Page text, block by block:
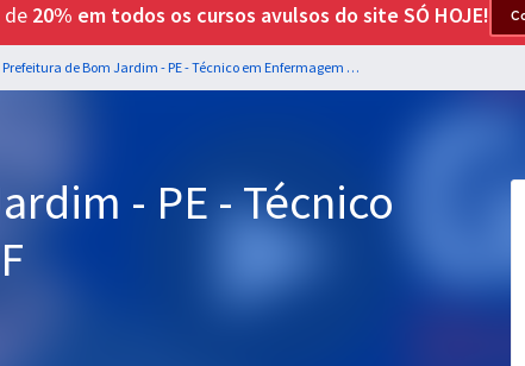
de 20% em todos os cursos avulsos do site SÓ HOJE!
Prefeitura de Bom Jardim - PE - Técnico em Enfermagem PSF
- PE - Técnico